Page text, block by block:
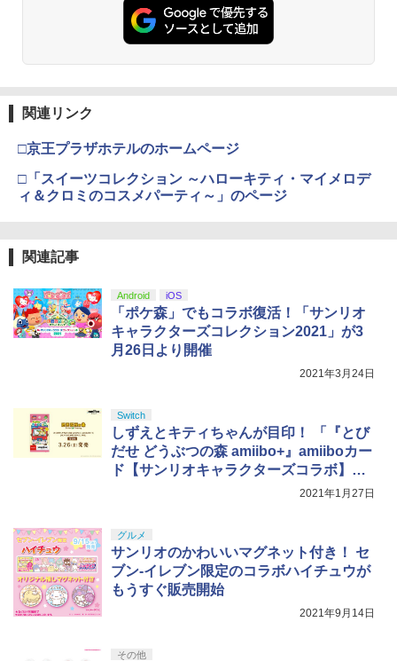
5
ニンテンドープリペイド番号 5000円|オ
ンラインコード版
￥7,286
￥11,849
5
【純正品】DualSense ワイヤレスコン
トローラー(CFI-ZCT2J)
￥7,681
【純正品】Xbox 充電式バッテリー + US
4
【純正品】Xbox ワイヤレス コントロー
5
【純正品】Xbox Elite ワイヤレス コン
トローラー Series 2 Core Edition (ホワ
イト)
劇場版「鬼滅の刃」無限城編 第一章 猗
窩座再来 通常版 [Blu-ray]
劇場版「鬼滅の刃」無限城編 第一章 猗
窩座再来 通常版 [DVD]
￥3,523
窩座再来 完全生産限定版 [Blu-ray]
￥8,698
5
第三章 蛇神 (オリジナル特典:オリジナル
巾着＋メーカー特典:【坤と離】二振りの
剣、十翼より来たる！スタジオ描き下ろ
しイラストボード付) [DVD]
関連リンク
□京王プラザホテルのホームページ
□「スイーツコレクション ～ハローキティ・マイメロデ
ィ＆クロミのコスメパーティ～」のページ
関連記事
Android iOS
「ポケ森」でもコラボ復活！「サンリオ
キャラクターズコレクション2021」が3
月26日より開催
2021年3月24日
Switch
しずえとキティちゃんが目印！ 「『とび
だせ どうぶつの森 amiibo+』amiiboカー
ド【サンリオキャラクターズコラボ】」
2021年1月27日
グルメ
サンリオのかわいいマグネット付き！ セ
ブン-イレブン限定のコラボハイチュウが
もうすぐ販売開始
2021年9月14日
その他